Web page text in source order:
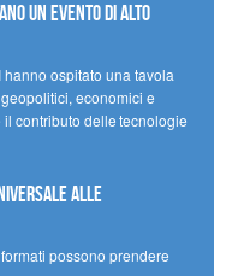
un evento di alto
hanno ospitato una tavola
economici e
contributo delle tecnologie
alle
possono prendere